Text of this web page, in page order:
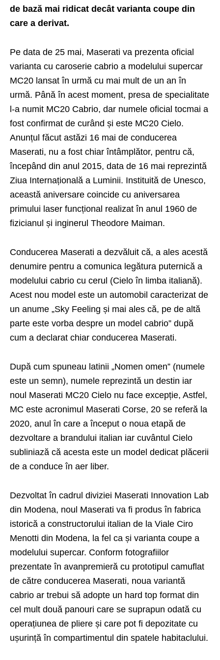
de bază mai ridicat decât varianta coupe din
care a derivat.
Pe data de 25 mai, Maserati va prezenta oficial
varianta cu caroserie cabrio a modelului supercar
MC20 lansat în urmă cu mai mult de un an în
urmă. Până în acest moment, presa de specialitate
l-a numit MC20 Cabrio, dar numele oficial tocmai a
fost confirmat de curând și este MC20 Cielo.
Anunțul făcut astăzi 16 mai de conducerea
Maserati, nu a fost chiar întâmplător, pentru că,
începând din anul 2015, data de 16 mai reprezintă
Ziua Internațională a Luminii. Instituită de Unesco,
această aniversare coincide cu aniversarea
primului laser funcțional realizat în anul 1960 de
fizicianul și inginerul Theodore Maiman.
Conducerea Maserati a dezvăluit că, a ales acestă
denumire pentru a comunica legătura puternică a
modelului cabrio cu cerul (Cielo în limba italiană).
Acest nou model este un automobil caracterizat de
un anume „Sky Feeling și mai ales că, pe de altă
parte este vorba despre un model cabrio” după
cum a declarat chiar conducerea Maserati.
După cum spuneau latinii „Nomen omen” (numele
este un semn), numele reprezintă un destin iar
noul Maserati MC20 Cielo nu face excepție, Astfel,
MC este acronimul Maserati Corse, 20 se referă la
2020, anul în care a început o noua etapă de
dezvoltare a brandului italian iar cuvântul Cielo
subliniază că acesta este un model dedicat plăcerii
de a conduce în aer liber.
Dezvoltat în cadrul diviziei Maserati Innovation Lab
din Modena, noul Maserati va fi produs în fabrica
istorică a constructorului italian de la Viale Ciro
Menotti din Modena, la fel ca și varianta coupe a
modelului supercar. Conform fotografiilor
prezentate în avanpremieră cu prototipul camuflat
de către conducerea Maserati, noua variantă
cabrio ar trebui să adopte un hard top format din
cel mult două panouri care se suprapun odată cu
operațiunea de pliere și care pot fi depozitate cu
ușurință în compartimentul din spatele habitaclului.